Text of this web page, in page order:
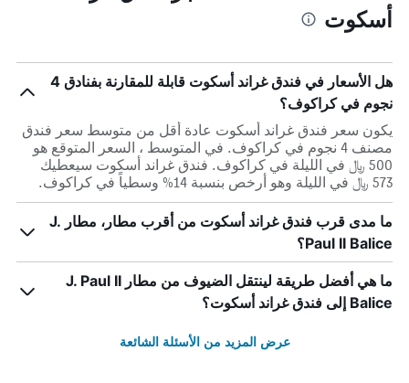
أسكوت
هل الأسعار في فندق غراند أسكوت قابلة للمقارنة بفنادق 4
نجوم في كراكوف؟
يكون سعر فندق غراند أسكوت عادة أقل من متوسط ​​سعر فندق
مصنف 4 نجوم في كراكوف. في المتوسط ، السعر المتوقع هو
500 ﷼ في الليلة في كراكوف. فندق غراند أسكوت سيعطيك
573 ﷼ في الليلة وهو أرخص بنسبة 14% وسطياً في كراكوف.
ما مدى قرب فندق غراند أسكوت من أقرب مطار، مطار J.
Paul II Balice؟
ما هي أفضل طريقة لينتقل الضيوف من مطار J. Paul II
Balice إلى فندق غراند أسكوت؟
عرض المزيد من الأسئلة الشائعة